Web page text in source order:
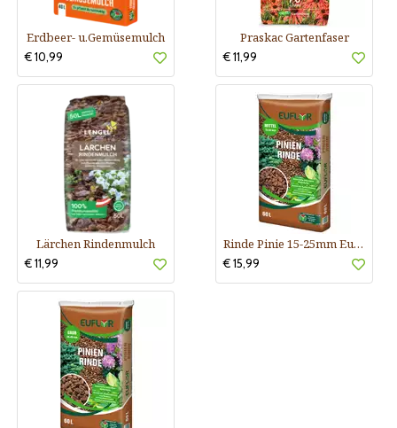
Erdbeer- u.Gemüsemulch
€ 10,99
Praskac Gartenfaser
€ 11,99
Lärchen Rindenmulch
€ 11,99
Rinde Pinie 15-25mm Euflor
€ 15,99